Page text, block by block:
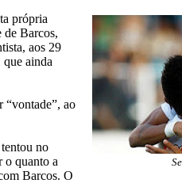
própria
de Barcos,
aos 29
ainda
“vontade”, ao
no
o quanto a
Barcos. O